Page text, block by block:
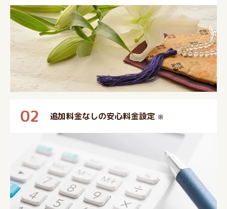
02 追加料金なしの安心料金設定 ※